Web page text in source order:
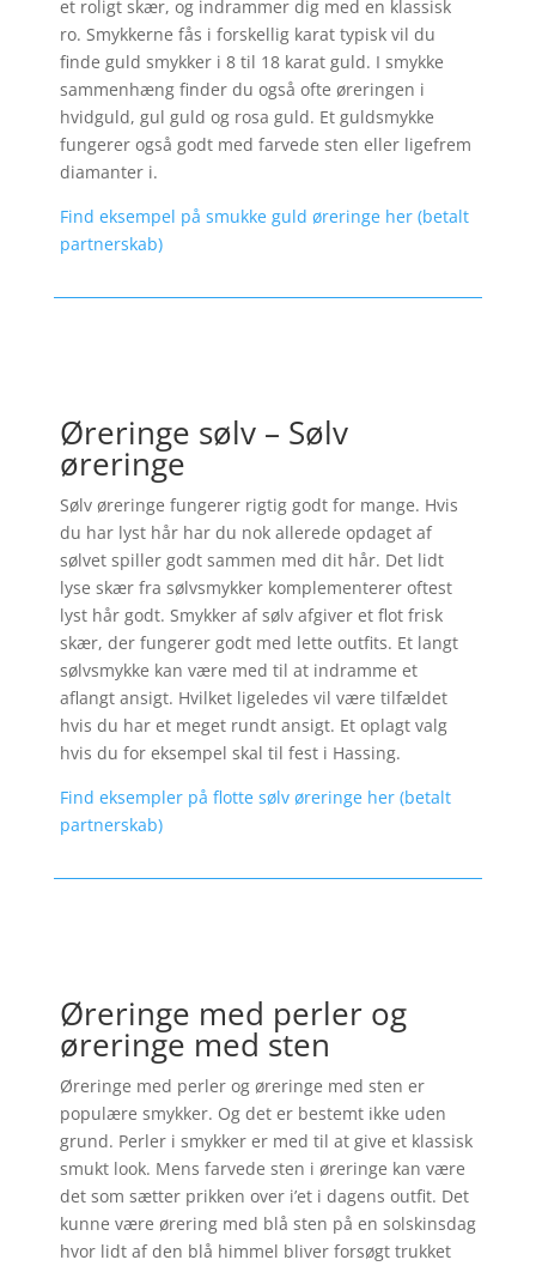
et roligt skær, og indrammer dig med en klassisk
ro. Smykkerne fås i forskellig karat typisk vil du
finde guld smykker i 8 til 18 karat guld. I smykke
sammenhæng finder du også ofte øreringen i
hvidguld, gul guld og rosa guld. Et guldsmykke
fungerer også godt med farvede sten eller ligefrem
diamanter i.
Find eksempel på smukke guld øreringe her (betalt
partnerskab)
Øreringe sølv – Sølv
øreringe
Sølv øreringe fungerer rigtig godt for mange. Hvis
du har lyst hår har du nok allerede opdaget af
sølvet spiller godt sammen med dit hår. Det lidt
lyse skær fra sølvsmykker komplementerer oftest
lyst hår godt. Smykker af sølv afgiver et flot frisk
skær, der fungerer godt med lette outfits. Et langt
sølvsmykke kan være med til at indramme et
aflangt ansigt. Hvilket ligeledes vil være tilfældet
hvis du har et meget rundt ansigt. Et oplagt valg
hvis du for eksempel skal til fest i Hassing.
Find eksempler på flotte sølv øreringe her (betalt
partnerskab)
Øreringe med perler og
øreringe med sten
Øreringe med perler og øreringe med sten er
populære smykker. Og det er bestemt ikke uden
grund. Perler i smykker er med til at give et klassisk
smukt look. Mens farvede sten i øreringe kan være
det som sætter prikken over i’et i dagens outfit. Det
kunne være ørering med blå sten på en solskinsdag
hvor lidt af den blå himmel bliver forsøgt trukket